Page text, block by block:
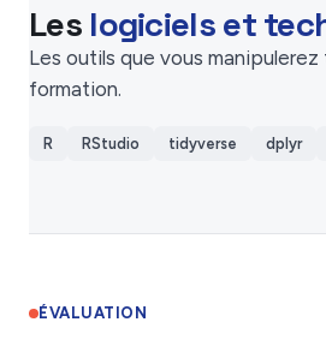
Les logiciels et
Les outils que vous
formation.
R RStudio tidyverse dplyr
ÉVALUATION